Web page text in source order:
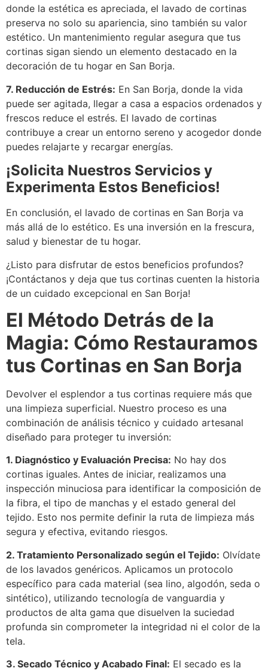
donde la estética es apreciada, el lavado de cortinas
preserva no solo su apariencia, sino también su valor
estético. Un mantenimiento regular asegura que tus
cortinas sigan siendo un elemento destacado en la
decoración de tu hogar en San Borja.
7. Reducción de Estrés: En San Borja, donde la vida
puede ser agitada, llegar a casa a espacios ordenados y
frescos reduce el estrés. El lavado de cortinas
contribuye a crear un entorno sereno y acogedor donde
puedes relajarte y recargar energías.
¡Solicita Nuestros Servicios y
Experimenta Estos Beneficios!
En conclusión, el lavado de cortinas en San Borja va
más allá de lo estético. Es una inversión en la frescura,
salud y bienestar de tu hogar.
¿Listo para disfrutar de estos beneficios profundos?
¡Contáctanos y deja que tus cortinas cuenten la historia
de un cuidado excepcional en San Borja!
El Método Detrás de la
Magia: Cómo Restauramos
tus Cortinas en San Borja
Devolver el esplendor a tus cortinas requiere más que
una limpieza superficial. Nuestro proceso es una
combinación de análisis técnico y cuidado artesanal
diseñado para proteger tu inversión:
1. Diagnóstico y Evaluación Precisa: No hay dos
cortinas iguales. Antes de iniciar, realizamos una
inspección minuciosa para identificar la composición de
la fibra, el tipo de manchas y el estado general del
tejido. Esto nos permite definir la ruta de limpieza más
segura y efectiva, evitando riesgos.
2. Tratamiento Personalizado según el Tejido: Olvídate
de los lavados genéricos. Aplicamos un protocolo
específico para cada material (sea lino, algodón, seda o
sintético), utilizando tecnología de vanguardia y
productos de alta gama que disuelven la suciedad
profunda sin comprometer la integridad ni el color de la
tela.
3. Secado Técnico y Acabado Final: El secado es la